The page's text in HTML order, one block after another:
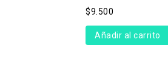
$9.500
Añadir al carrito